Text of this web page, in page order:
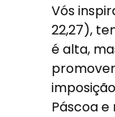
Vós
22,27),
é alta,
Páscoa